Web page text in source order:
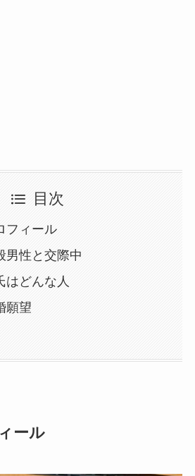
目次
フィール
男性と交際中
はどんな人
願望
ール